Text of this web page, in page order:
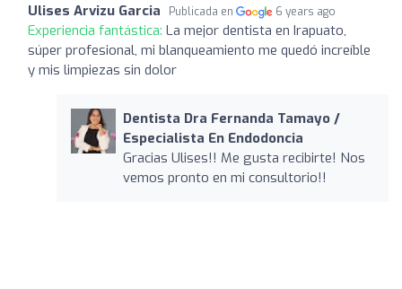
Ulises Arvizu Garcia Publicada en 6 years ago
Experiencia fantástica: La mejor dentista en Irapuato,
súper profesional, mi blanqueamiento me quedó increíble
y mis limpiezas sin dolor
Dentista Dra Fernanda Tamayo /
Especialista En Endodoncia
Gracias Ulises!! Me gusta recibirte! Nos
vemos pronto en mi consultorio!!